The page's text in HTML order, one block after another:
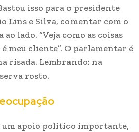
isso para o presidente
Lins e Silva, comentar com o
lado. “Veja como as coisas
meu cliente”. O parlamentar é
risada. Lembrando: na
rosto.
apoio político importante,